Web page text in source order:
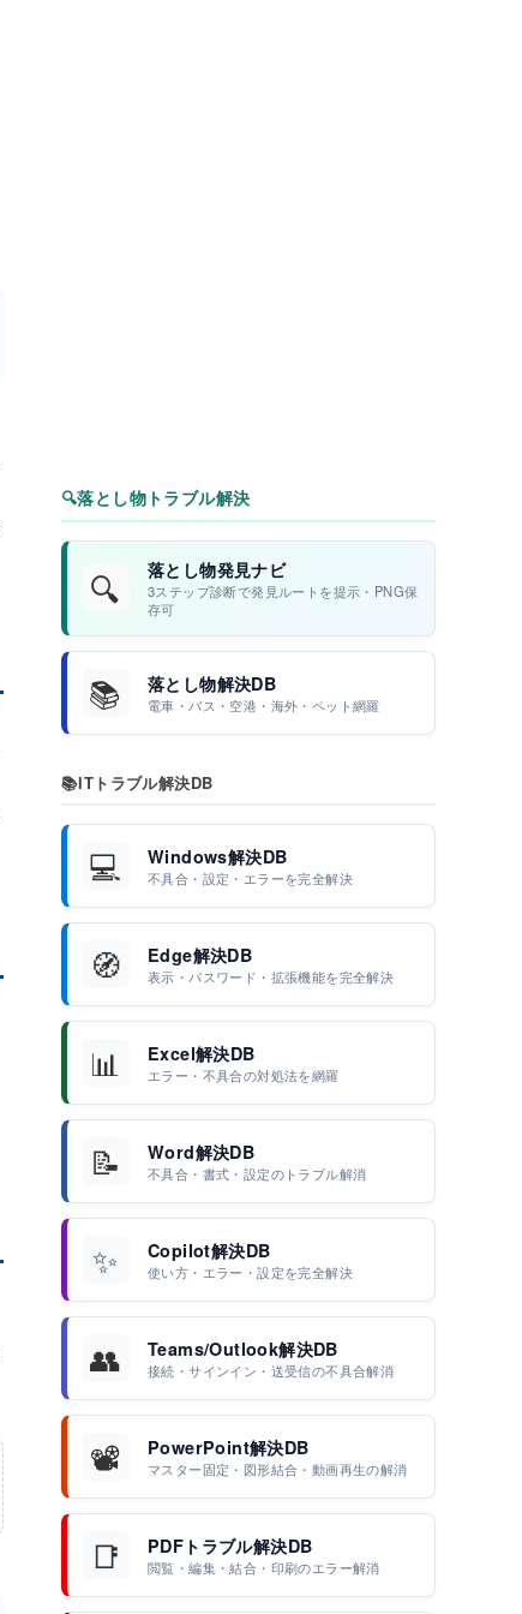
🔍落とし物トラブル解決
🔍 落とし物発見ナビ
3ステップ診断で発見ルートを提示・PNG保
存可
📚 落とし物解決DB
電車・バス・空港・海外・ペット網羅
📚ITトラブル解決DB
💻 Windows解決DB
不具合・設定・エラーを完全解決
🧭 Edge解決DB
表示・パスワード・拡張機能を完全解決
📊 Excel解決DB
エラー・不具合の対処法を網羅
📝 Word解決DB
不具合・書式・設定のトラブル解消
✨ Copilot解決DB
使い方・エラー・設定を完全解決
👥 Teams/Outlook解決DB
接続・サインイン・送受信の不具合解消
📽️ PowerPoint解決DB
マスター固定・図形結合・動画再生の解消
📑 PDFトラブル解決DB
閲覧・編集・結合・印刷のエラー解消